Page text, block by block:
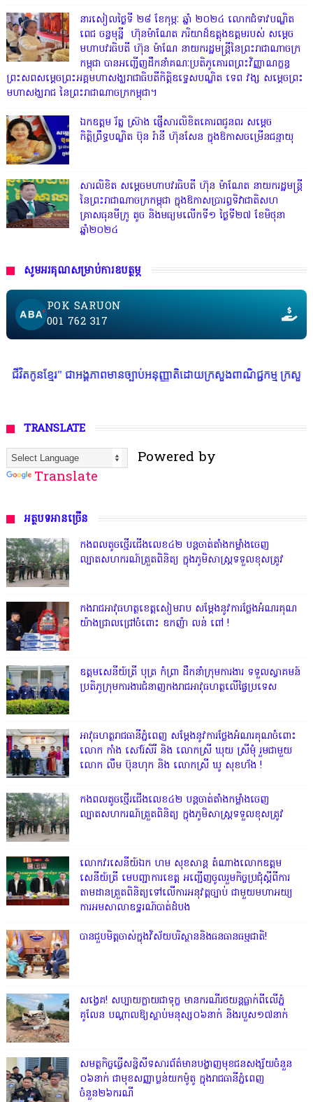
នារសៀលថ្ងៃទី ២៨ ខែកុម្ភៈ ឆ្នាំ ២០២៤ លោកជំទាវបណ្ឌិត
ពេជ ចន្ទមុន្នី ហ៊ុនម៉ាណែត ភរិយាដ៏ឧត្តុងឧត្តមរបស់ សម្តេច
មហាបវរធិបតី ហ៊ុន ម៉ាណែ នាយករដ្ឋមន្រ្តីនៃព្រះរាជាណាចក្រ
កម្ពុជា បានអញ្ជើញដឹកនាំគណៈប្រតិភូគោរពព្រះវិញ្ញាណក្ខន្ធ
ព្រះសពសម្តេចព្រះអគ្គមហាសង្ឃរាជាធិបតីកិត្តិឧទ្ទេសបណ្ឌិត ទេព វង្ស សម្តេចព្រះ
មហាសង្ឃរាជ នៃព្រះរាជាណាចក្រកម្ពុជា។
ឯកឧត្តម រ័ត្ន ស្រ៊ាង ផ្ញើសារលិខិតគោរពជូនពរ សម្តេច
កិត្តិព្រឹទ្ធបណ្ឌិត ប៊ុន រ៉ានី ហ៊ុនសែន ក្នុងឱកាសចម្រើនជន្មាយុ
សារលិខិត សម្តេចមហាបវរធិបតី ហ៊ុន ម៉ាណែត នាយករដ្ឋមន្ត្រី
នៃព្រះរាជាណាចក្រកម្ពុជា ក្នុងឱកាសប្រារព្ធទិវាជាតិសហ
គ្រាសធុនមីក្រូ តូច និងមធ្យមលើកទី១ ថ្ងៃទី២៧ ខែមិថុនា
ឆ្នាំ២០២៤
សូមអរគុណសម្រាប់ការឧបត្ថម្ភ
POK SARUON
001 762 317
គភាពមានច្បាប់អនុញ្ញាតិដោយក្រសួងពាណិជ្ជកម្ម ក្រសួងការងារ ក្រសួងព័ត៌
TRANSLATE
Powered by
Translate
អត្ថបទអានច្រើន
កងពលតូចថ្មើរជើងលេខ៤២ បន្តចាត់តាំងកម្លាំងចេញ
ល្បាតសហករណ៍ត្រួតពិនិត្យ ក្នុងភូមិសាស្រ្តទទួលខុសត្រូវ
កងរាជអាវុធហត្ថខេត្តសៀមរាប សម្តែងនូវការថ្លែងអំណរគុណ
យ៉ាងជ្រាលជ្រៅចំពោះ ឧកញ៉ា លន់ ពៅ !
ឧត្តមសេនីយ៍ត្រី បុត្រ កំព្រា ដឹកនាំក្រុមការងារ ទទួលស្វាគមន៍
ប្រតិភូក្រុមការងារជំនាញកងរាជអាវុធហត្ថលើផ្ទៃប្រទេស
អាវុធហត្ថរាជធានីភ្នំពេញ សម្តែងនូវការថ្លែងអំណរគុណចំពោះ
លោក កាំង សៅរ៍សិរី និង លោកស្រី ឃុយ ស្រីមុំ រួមជាមួយ
លោក លឹម ប៊ុនហុក និង លោកស្រី ឃូ សុខហ័ង !
កងពលតូចថ្មើរជើងលេខ៤២ បន្តចាត់តាំងកម្លាំងចេញ
ល្បាតសហករណ៍ត្រួតពិនិត្យ ក្នុងភូមិសាស្រ្តទទួលខុសត្រូវ
លោក​វរសេនីយ៍ឯក​ ហម​ សុខសាន្ត តំណាង​លោកឧត្តម
សេនីយ៍ត្រី មេបញ្ជាការ​ខេត្ត អញ្ជេីញចូលរួមកិច្ចប្រជុំស្ដីពីការ
តាមដានត្រួតពិនិត្យទៅលេីការអនុវត្តច្បាប់​ ជាមួយមហាអយ្យ
ការអមសាលាឧទ្ឋរណ៍បាត់ដំបង
បានជួបមិត្តចាស់ក្នុងវិស័យបរិស្ថាននិងធនធានធម្មជាតិ!
សង្វេគ! សប្បាយក្លាយជាទុក្ខ មានករណីរថយន្តធ្លាក់ពីលើភ្នំ
គូលែន បណ្ដាលឱ្យស្លាប់មនុស្ស០៦នាក់ និងរបួស១៧នាក់
សមត្ថកិច្ចធ្វើសន្និសីទសារព័ត៌មានបង្ហាញមុខជនសង្ស័យចំនួន
០៦នាក់ ជាមុខសញ្ញាប្លន់យកម៉ូតូ ក្នុងរាជធានីភ្នំពេញ
ចំនួន២៦ករណី